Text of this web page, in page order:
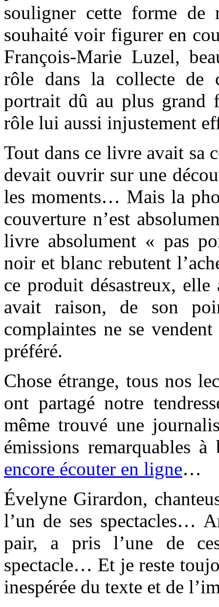
souligner cette forme de
souhaité voir figurer en
François-Marie Luzel,
rôle dans la collecte de
portrait dû au plus grand
rôle lui aussi injustement
Tout dans ce livre avait sa
devait ouvrir sur une
les moments… Mais la
couverture n’est
livre absolument « pas
noir et blanc rebutent
ce produit désastreux,
avait raison, de son
complaintes ne se
préféré.
Chose étrange, tous nos
ont partagé notre
même trouvé une
émissions remarquables
encore écouter en ligne…
Évelyne Girardon,
l’un de ses spectacles…
pair, a pris l’une de
spectacle… Et je reste
inespérée du texte et de